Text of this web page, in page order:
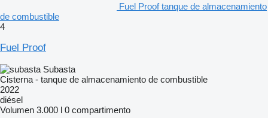
Fuel Proof tanque de almacenamiento
de combustible
4
Fuel Proof
Subasta
Cisterna - tanque de almacenamiento de combustible
2022
diésel
Volumen 3.000 l 0 compartimento